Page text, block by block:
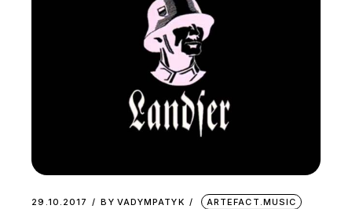
29.10.2017 BY VADYMPATYK ARTEFACT.MUSIC